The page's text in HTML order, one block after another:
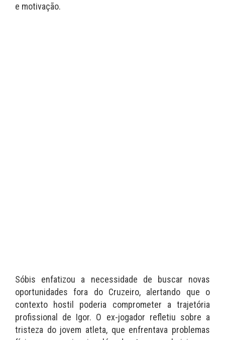
e motivação.
Sóbis enfatizou a necessidade de buscar novas
oportunidades fora do Cruzeiro, alertando que o
contexto hostil poderia comprometer a trajetória
profissional de Igor. O ex-jogador refletiu sobre a
tristeza do jovem atleta, que enfrentava problemas